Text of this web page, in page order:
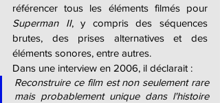
Superman II, y compris des séquences
brutes, des prises alternatives et des
éléments sonores, entre autres.
Dans une interview en 2006, il déclarait :
Reconstruire ce film est non seulement rare
mais probablement unique dans l'histoire